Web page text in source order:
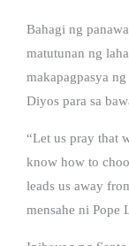
Bahagi ng
matutunan ng
makapagpasya
Diyos para sa
“Let us pray that
know how to
leads us away
mensahe ni Pope